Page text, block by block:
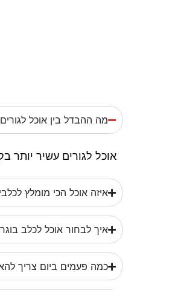
מה ההבדל בין אוכל
אוכל לגורים עשיר יותר
איזה אוכל הכי מומלץ
איך לבחור אוכל לכלב
כמה פעמים ביום צריך